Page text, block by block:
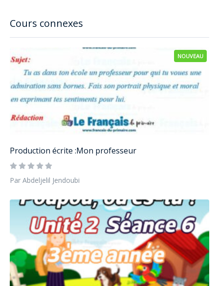
Cours connexes
NOUVEAU
Production écrite :Mon professeur
Par Abdeljelil Jendoubi